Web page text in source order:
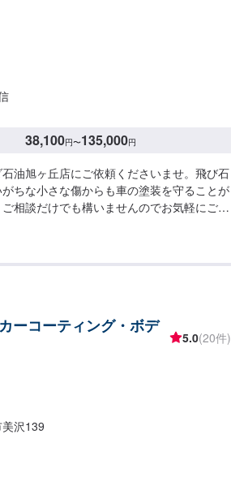
38,100円〜135,000円
油旭ヶ丘店にご依頼くださいませ。飛び石
ちな小さな傷からも車の塗装を守ることが
相談だけでも構いませんのでお気軽にご予
ください♪
ーコーティング・ボデ
5.0(20件)
沢139